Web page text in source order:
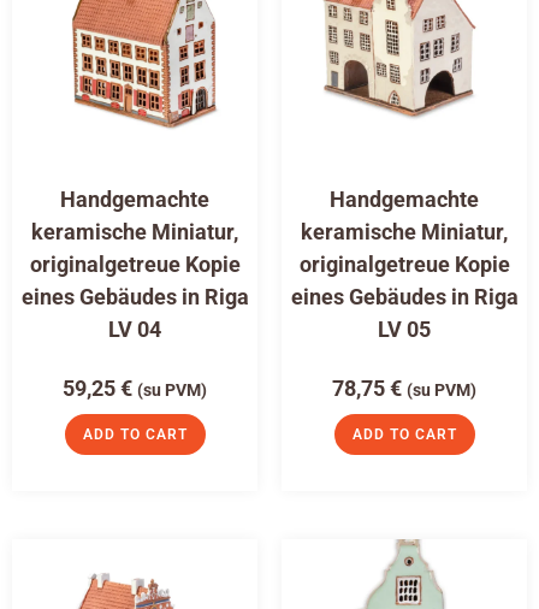
Handgemachte
keramische Miniatur,
originalgetreue Kopie
eines Gebäudes in Riga
LV 04
59,25€ (su PVM)
ADD TO CART
Handgemachte
keramische Miniatur,
originalgetreue Kopie
eines Gebäudes in Riga
LV 05
78,75€ (su PVM)
ADD TO CART